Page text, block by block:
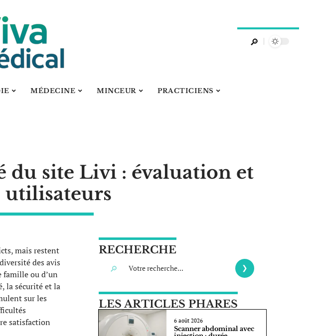
MÉDECINE MINCEUR PRACTICIENS
du site Livi : évaluation et
utilisateurs
mais restent
des avis
famille ou d’un
la sécurité et la
sur les
satisfaction
RECHERCHE
LES ARTICLES PHARES
6 août 2026
Scanner abdominal avec